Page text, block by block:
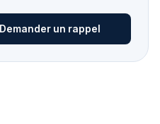
Demander un rappel